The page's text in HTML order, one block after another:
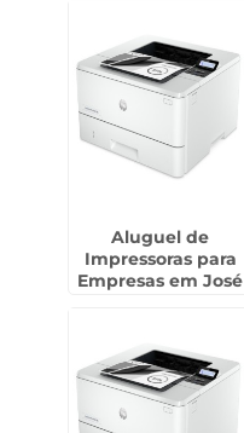
Aluguel de
Impressoras para
Empresas em José